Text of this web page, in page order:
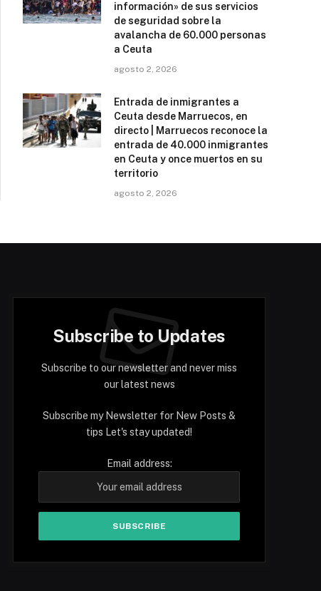
información» de sus servicios
de seguridad sobre la
avalancha de 60.000 personas
a Ceuta
agosto 2, 2026
Entrada de inmigrantes a
Ceuta desde Marruecos, en
directo | Marruecos reconoce la
entrada de 40.000 inmigrantes
en Ceuta y once muertos en su
territorio
agosto 2, 2026
Subscribe to Updates
Subscribe to our newsletter and never miss
our latest news
Subscribe my Newsletter for New Posts &
tips Let's stay updated!
Email address: